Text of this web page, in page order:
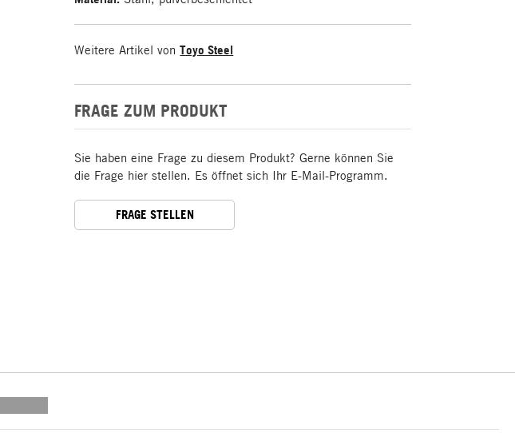
Weitere Artikel von Toyo Steel
FRAGE ZUM PRODUKT
Sie haben eine Frage zu diesem Produkt? Gerne können Sie
die Frage hier stellen. Es öffnet sich Ihr E-Mail-Programm.
FRAGE STELLEN